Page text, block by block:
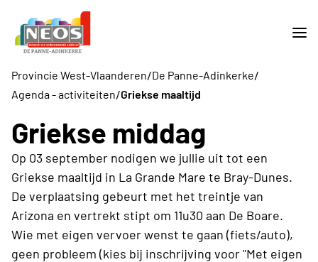
Provincie West-Vlaanderen/De Panne-Adinkerke/
Agenda - activiteiten/Griekse maaltijd
Griekse middag
Op 03 september nodigen we jullie uit tot een
Griekse maaltijd in La Grande Mare te Bray-Dunes.
De verplaatsing gebeurt met het treintje van
Arizona en vertrekt stipt om 11u30 aan De Boare.
Wie met eigen vervoer wenst te gaan (fiets/auto),
geen probleem (kies bij inschrijving voor "Met eigen